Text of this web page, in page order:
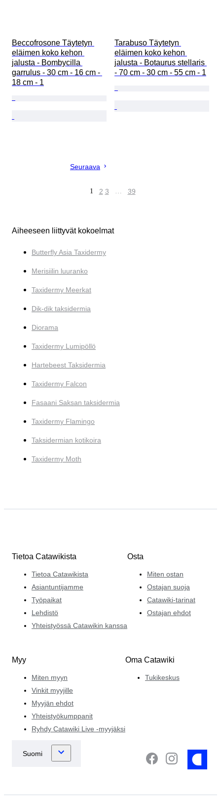
Beccofrosone Täytetyn
eläimen koko kehon
jalusta - Bombycilla
garrulus - 30 cm - 16 cm -
18 cm - 1
Tarabuso Täytetyn
eläimen koko kehon
jalusta - Botaurus stellaris
- 70 cm - 30 cm - 55 cm - 1
Seuraava
1 2 3 … 39
Aiheeseen liittyvät kokoelmat
Butterfly Asia Taxidermy
Merisiilin luuranko
Taxidermy Meerkat
Dik-dik taksidermia
Diorama
Taxidermy Lumipöllö
Hartebeest Taksidermia
Taxidermy Falcon
Fasaani Saksan taksidermia
Taxidermy Flamingo
Taksidermian kotikoira
Taxidermy Moth
Tietoa Catawikista
Tietoa Catawikista
Asiantuntijamme
Työpaikat
Lehdistö
Yhteistyössä Catawikin kanssa
Osta
Miten ostan
Ostajan suoja
Catawiki-tarinat
Ostajan ehdot
Myy
Miten myyn
Vinkit myyjille
Myyjän ehdot
Yhteistyökumppanit
Ryhdy Catawiki Live -myyjäksi
Oma Catawiki
Tukikeskus